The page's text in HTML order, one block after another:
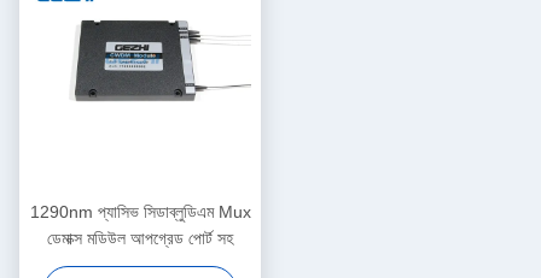
1290nm প্যাসিভ সিডাব্লুডিএম Mux
ডেমাক্স মডিউল আপগ্রেড পোর্ট সহ